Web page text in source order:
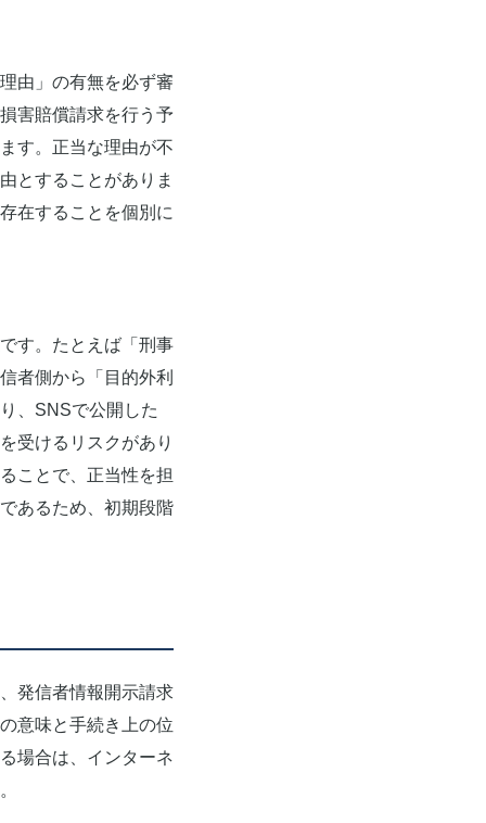
由」の有無を必ず審
害賠償請求を行う予
す。正当な理由が不
とすることがありま
在することを個別に
す。たとえば「刑事
者側から「目的外利
、SNSで公開した
受けるリスクがあり
ことで、正当性を担
あるため、初期段階
発信者情報開示請求
意味と手続き上の位
場合は、インターネ